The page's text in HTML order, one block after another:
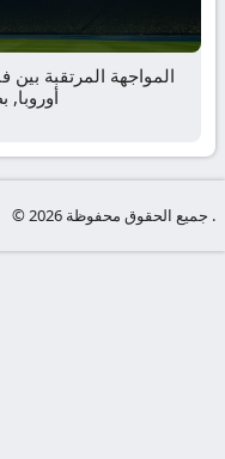
المواجهة المرتقبة
© جميع الحقوق محفوظة 2026 .